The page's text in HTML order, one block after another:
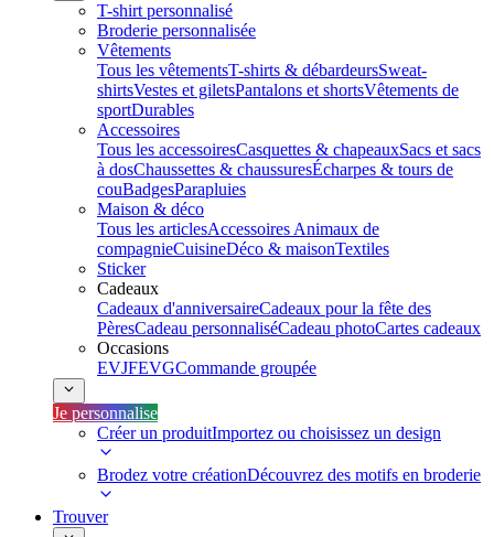
T-shirt personnalisé
Broderie personnalisée
Vêtements
Tous les vêtementsT-shirts & débardeursSweat-
shirtsVestes et giletsPantalons et shortsVêtements de
sportDurables
Accessoires
Tous les accessoiresCasquettes & chapeauxSacs et sacs
à dosChaussettes & chaussuresÉcharpes & tours de
couBadgesParapluies
Maison & déco
Tous les articlesAccessoires Animaux de
compagnieCuisineDéco & maisonTextiles
Sticker
Cadeaux
Cadeaux d'anniversaireCadeaux pour la fête des
PèresCadeau personnaliséCadeau photoCartes cadeaux
Occasions
EVJFEVGCommande groupée
Je personnalise
Créer un produitImportez ou choisissez un design
Brodez votre créationDécouvrez des motifs en broderie
Trouver